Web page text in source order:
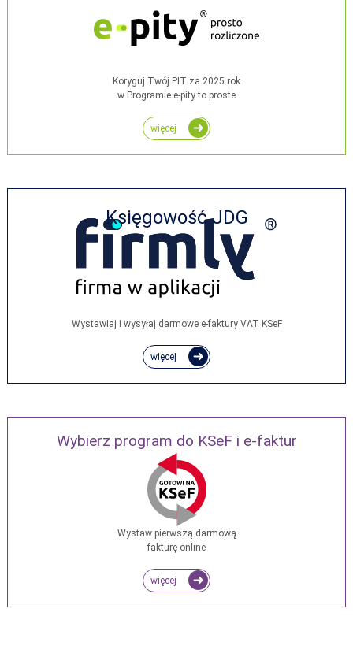
Koryguj Twój PIT za 2025 rok
w Programie e-pity to proste
więcej
Księgowość JDG
Wystawiaj i wysyłaj darmowe e‑faktury VAT KSeF
więcej
Wybierz program do KSeF i e-faktur
Wystaw pierwszą darmową
fakturę online
więcej